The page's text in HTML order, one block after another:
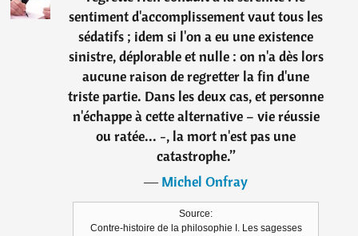
sentiment d'accomplissement vaut tous les
sédatifs ; idem si l'on a eu une existence
sinistre, déplorable et nulle : on n'a dès lors
aucune raison de regretter la fin d'une
triste partie. Dans les deux cas, et personne
n'échappe à cette alternative – vie réussie
ou ratée... -, la mort n'est pas une
catastrophe.”
―Michel Onfray
Source:
Contre-histoire de la philosophie I. Les sagesses